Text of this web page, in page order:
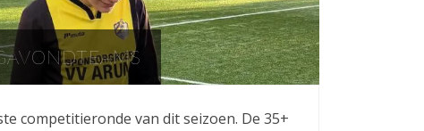
competitieronde van dit seizoen. De 35+